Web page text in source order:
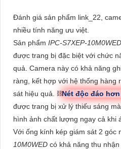
Đánh giá sản phẩm link_22,
nhiều tính năng ưu việt.
Sản phẩm IPC-S7XEP-10M0WED
được trang bị đặc biệt với chức
quả. Camera này có khả năng
ràng, kết hợp với hệ thống hàng
sát hiệu quả. ⛓Nét độc đáo
được trang bị xử lý thiếu sáng
hình ảnh chất lượng ngay cả khi
Với ống kính kép giám sát 2 góc
10M0WED có khả năng thu